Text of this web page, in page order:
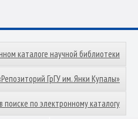
каталоге научной библиотеки
ГрГУ им. Янки Купалы»
поиске по электронному каталогу